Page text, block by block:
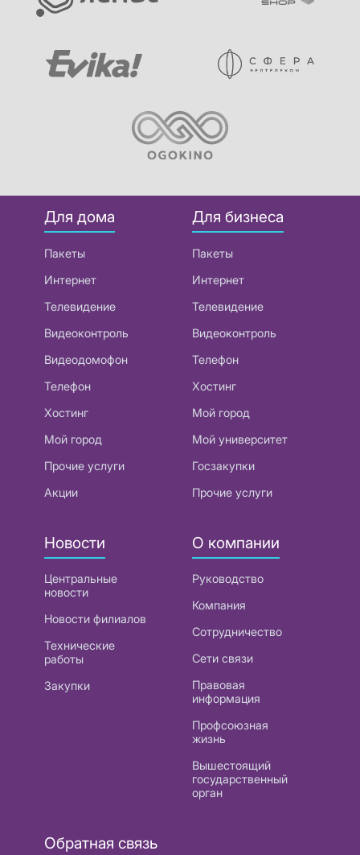
Для дома
Пакеты
Интернет
Телевидение
Видеоконтроль
Видеодомофон
Телефон
Хостинг
Мой город
Прочие услуги
Акции
Для бизнеса
Пакеты
Интернет
Телевидение
Видеоконтроль
Телефон
Хостинг
Мой город
Мой университет
Госзакупки
Прочие услуги
Новости
Центральные
новости
Новости филиалов
Технические
работы
Закупки
О компании
Руководство
Компания
Сотрудничество
Сети связи
Правовая
информация
Профсоюзная
жизнь
Вышестоящий
государственный
орган
Обратная связь